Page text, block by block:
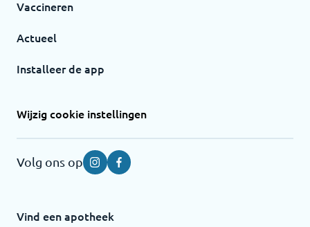
Vaccineren
Actueel
Installeer de app
Wijzig cookie instellingen
Volg ons op InstagramFacebook
Vind een apotheek